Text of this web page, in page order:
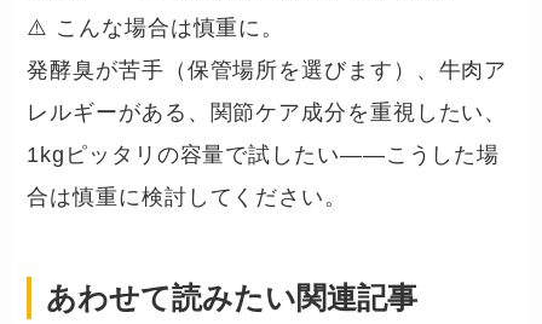
⚠️ こんな場合は慎重に。
発酵臭が苦手（保管場所を選びます）、牛肉ア
レルギーがある、関節ケア成分を重視したい、
1kgピッタリの容量で試したい——こうした場
合は慎重に検討してください。
あわせて読みたい関連記事